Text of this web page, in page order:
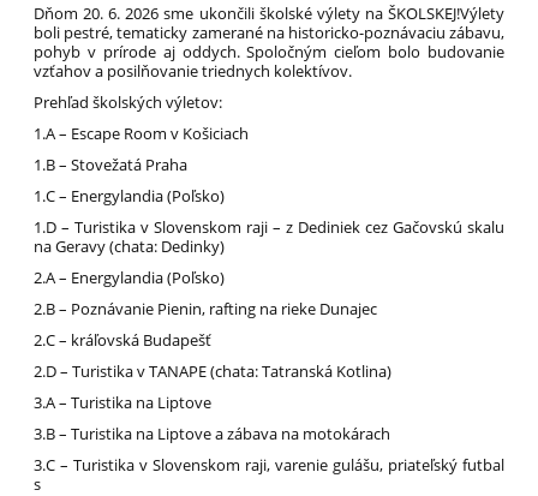
Dňom 20. 6. 2026 sme ukončili školské výlety na ŠKOLSKEJ!Výlety
boli pestré, tematicky zamerané na historicko-poznávaciu zábavu,
pohyb v prírode aj oddych. Spoločným cieľom bolo budovanie
vzťahov a posilňovanie triednych kolektívov.
Prehľad školských výletov:
1.A – Escape Room v Košiciach
1.B – Stovežatá Praha
1.C – Energylandia (Poľsko)
1.D – Turistika v Slovenskom raji – z Dediniek cez Gačovskú skalu
na Geravy (chata: Dedinky)
2.A – Energylandia (Poľsko)
2.B – Poznávanie Pienin, rafting na rieke Dunajec
2.C – kráľovská Budapešť
2.D – Turistika v TANAPE (chata: Tatranská Kotlina)
3.A – Turistika na Liptove
3.B – Turistika na Liptove a zábava na motokárach
3.C – Turistika v Slovenskom raji, varenie gulášu, priateľský futbal
s